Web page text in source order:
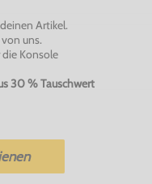
Artikel.
von uns.
Konsole
30 % Tauschwert